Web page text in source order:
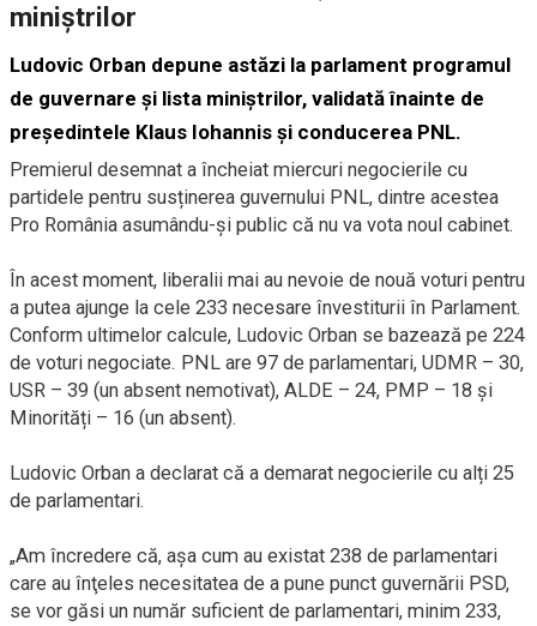
miniștrilor
Ludovic Orban depune astăzi la parlament programul
de guvernare și lista miniștrilor, validată înainte de
președintele Klaus Iohannis și conducerea PNL.
Premierul desemnat a încheiat miercuri negocierile cu
partidele pentru susținerea guvernului PNL, dintre acestea
Pro România asumându-și public că nu va vota noul cabinet.
În acest moment, liberalii mai au nevoie de nouă voturi pentru
a putea ajunge la cele 233 necesare învestiturii în Parlament.
Conform ultimelor calcule, Ludovic Orban se bazează pe 224
de voturi negociate. PNL are 97 de parlamentari, UDMR – 30,
USR – 39 (un absent nemotivat), ALDE – 24, PMP – 18 și
Minorități – 16 (un absent).
Ludovic Orban a declarat că a demarat negocierile cu alți 25
de parlamentari.
„Am încredere că, aşa cum au existat 238 de parlamentari
care au înţeles necesitatea de a pune punct guvernării PSD,
se vor găsi un număr suficient de parlamentari, minim 233,